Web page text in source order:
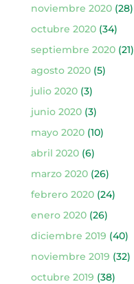
noviembre 2020(28)
octubre 2020(34)
septiembre 2020(21)
agosto 2020(5)
julio 2020(3)
junio 2020(3)
mayo 2020(10)
abril 2020(6)
marzo 2020(26)
febrero 2020(24)
enero 2020(26)
diciembre 2019 (40)
noviembre 2019 (32)
octubre 2019 (38)